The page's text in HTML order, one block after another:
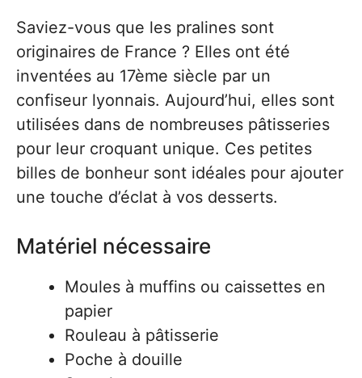
Saviez-vous que les pralines sont
originaires de France ? Elles ont été
inventées au 17ème siècle par un
confiseur lyonnais. Aujourd’hui, elles sont
utilisées dans de nombreuses pâtisseries
pour leur croquant unique. Ces petites
billes de bonheur sont idéales pour ajouter
une touche d’éclat à vos desserts.
Matériel nécessaire
Moules à muffins ou caissettes en
papier
Rouleau à pâtisserie
Poche à douille